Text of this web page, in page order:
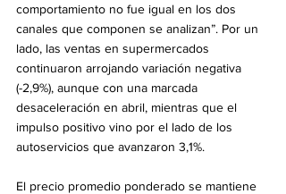
comportamiento no fue igual en los dos
canales que componen se analizan”. Por un
lado, las ventas en supermercados
continuaron arrojando variación negativa
(-2,9%), aunque con una marcada
desaceleración en abril, mientras que el
impulso positivo vino por el lado de los
autoservicios que avanzaron 3,1%.
El precio promedio ponderado se mantiene